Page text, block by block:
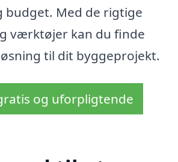
budget. Med de rigtige
værktøjer kan du finde
til dit byggeprojekt.
og uforpligtende